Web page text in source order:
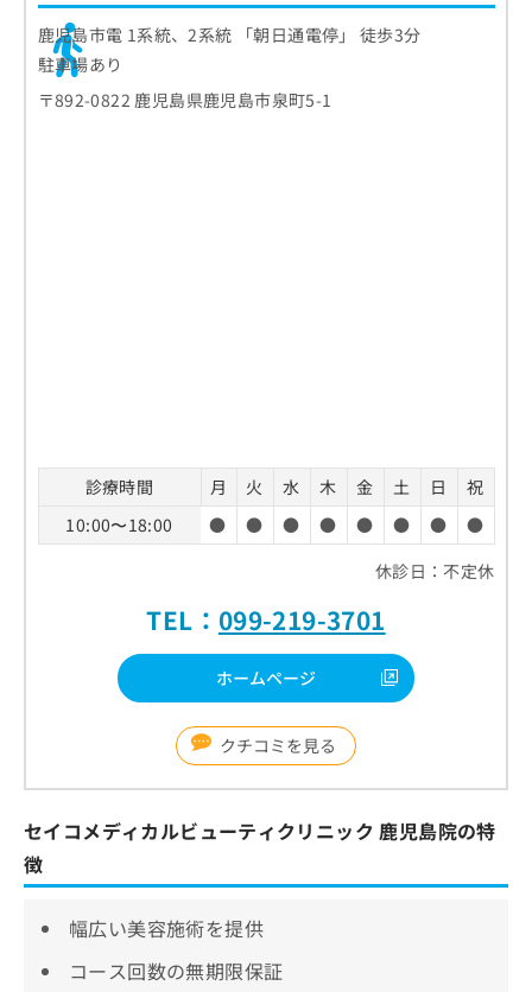
鹿児島市電 1系統、2系統 「朝日通電停」 徒歩3分
駐車場あり
〒892-0822 鹿児島県鹿児島市泉町5-1
診療時間 月 火 水 木 金 土 日
祝
10:00〜18:00
● ● ● ● ● ● ●
●
休診日：不定休
TEL： 099-219-3701
ホームページ
クチコミを見る
セイコメディカルビューティクリニック 鹿児島院の特
徴
幅広い美容施術を提供
コース回数の無期限保証